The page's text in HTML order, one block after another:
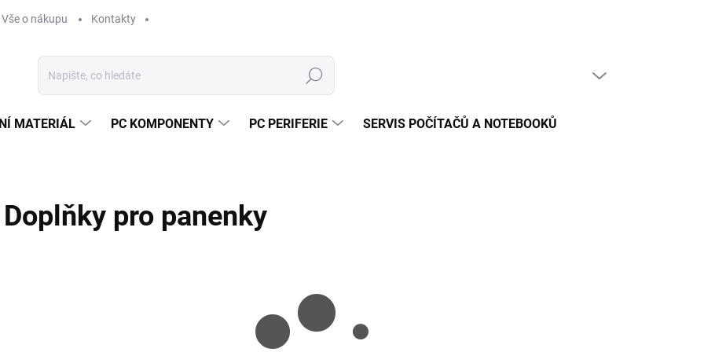
Vše o nákupu Kontakty
Hledat
MATERIÁL PC KOMPONENTY PC PERIFERIE SERVIS POČÍTAČŮ A NOTEBOOKŮ
Doplňky pro panenky